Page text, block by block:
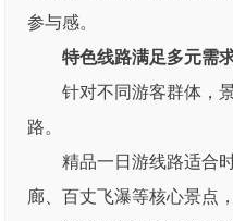
参与感。
特色线路满足多元需
针对不同游客群体，
路。
精品一日游线路适合
廊、百丈飞瀑等核心景点